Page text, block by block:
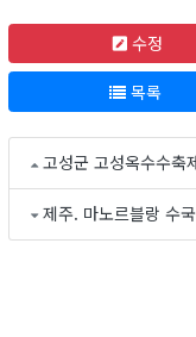
수정
목록
고성군 고성옥수수
제주. 마노르블랑 수